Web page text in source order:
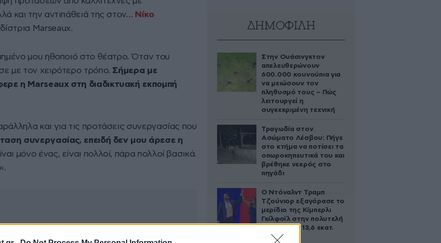
και την αντιπάθειά της στον… Νίκο
Marseaux.
μου ηθοποιό στο θέατρο. Όταν του
με τον χειρότερο τρόπο. Σήμερα με
η Marseaux στη διαδικτυακή εκπομπή
και για τις προτάσεις συνεργασίας που
συνεργασίας, επειδή δεν μου άρεσε η
μόνο ένας, είναι πολλοί, πάρα πολλοί βασικά.
ΔΗΜΟΦΙΛΗ
Στην Ουάσινγκτον
απελευθερώνουν
600.000 κουνούπια για
να μειώσουν τον
πληθυσμό τους – Πώς
λειτουργεί η
συγκεκριμένη τεχνική
Τραγωδία στον
Ασώματο Λέσβου: Πήγε
στο κτήμα να ποτίσει τα
οπωροκηπευτικά του και
βρέθηκε νεκρός στο
πηγάδι
Ο Ντόναλντ Τραμπ
Τζούνιορ εξαγόρασε το
μερίδιο της Κίμπερλι
Γκίλφοϊλ στην πολυτελή
έπαυλη των 13,6 εκατ.
δολαρίων